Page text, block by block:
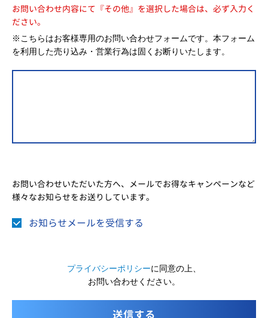
お問い合わせ内容にて『その他』を選択した場合は、必ず入力く
ださい。
※こちらはお客様専用のお問い合わせフォームです。本フォーム
を利用した売り込み・営業行為は固くお断りいたします。
お問い合わせいただいた方へ、メールでお得なキャンペーンなど
様々なお知らせをお送りしています。
お知らせメールを受信する
プライバシーポリシーに同意の上、
お問い合わせください。